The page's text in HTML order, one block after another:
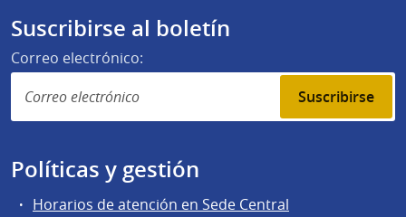
Suscribirse al boletín
Correo electrónico:
Suscribirse
Políticas y gestión
Horarios de atención en Sede Central